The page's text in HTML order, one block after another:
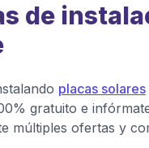
de
placas solares
gratuito e
múltiples ofertas y